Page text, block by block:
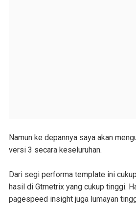
Namun ke depannya saya akan
versi 3 secara keseluruhan.
Dari segi performa template ini
hasil di Gtmetrix yang cukup tinggi.
pagespeed insight juga lumayan